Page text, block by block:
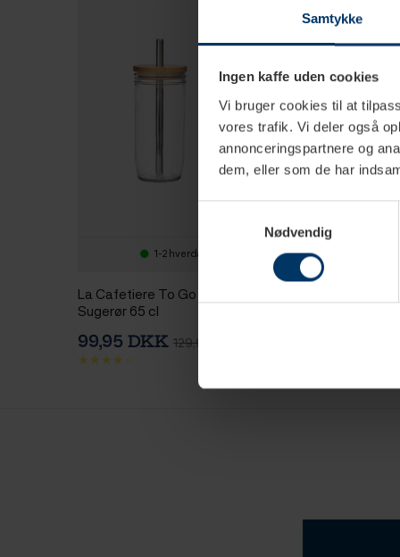
Samtykke
Ingen kaffe uden cookies
Vi bruger cookies til at
vores trafik. Vi deler også
annonceringspartnere og
dem, eller som de har
Nødvendig
1-2 hverdage
La Cafetiere To Go Glas m.
Sugerør 65 cl
99,95 DKK 129,95 DKK